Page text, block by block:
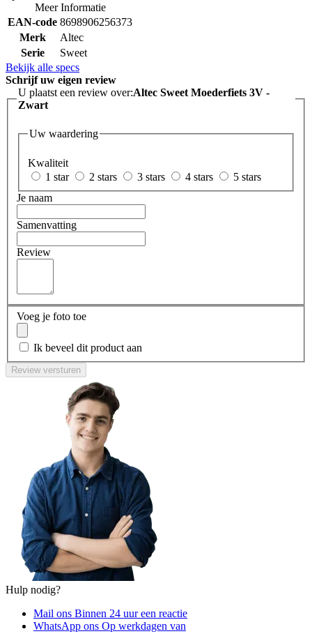
Meer Informatie
EAN-code 8698906256373
Merk
Altec
Serie
Sweet
Bekijk alle specs
Schrijf uw eigen review
U plaatst een review over:Altec Sweet Moederfiets 3V -
Zwart
Uw waardering
Kwaliteit
1 star
2 stars 3 stars 4 stars
5 stars
Je naam
Samenvatting
Review
Voeg je foto toe
Ik beveel dit product aan
Review versturen
Hulp nodig?
Mail ons Binnen 24 uur een reactie
WhatsApp ons Op werkdagen van